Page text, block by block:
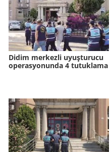
Didim merkezli uyuşturucu
operasyonunda 4 tutuklama